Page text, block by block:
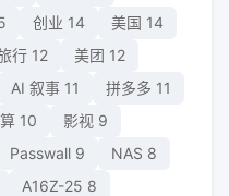
创业 14 美国 14
行 12 美团 12
AI 叙事 11 拼多多 11
10 影视 9
Passwall 9 NAS 8
A16Z-25 8